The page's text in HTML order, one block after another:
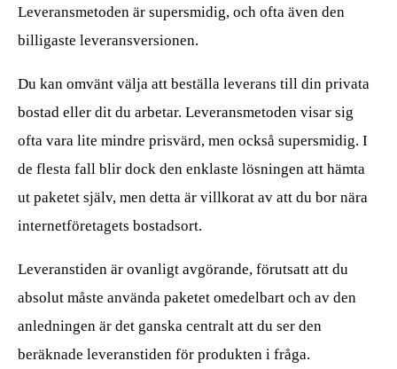
Leveransmetoden är supersmidig, och ofta även den
billigaste leveransversionen.
Du kan omvänt välja att beställa leverans till din privata
bostad eller dit du arbetar. Leveransmetoden visar sig
ofta vara lite mindre prisvärd, men också supersmidig. I
de flesta fall blir dock den enklaste lösningen att hämta
ut paketet själv, men detta är villkorat av att du bor nära
internetföretagets bostadsort.
Leveranstiden är ovanligt avgörande, förutsatt att du
absolut måste använda paketet omedelbart och av den
anledningen är det ganska centralt att du ser den
beräknade leveranstiden för produkten i fråga.